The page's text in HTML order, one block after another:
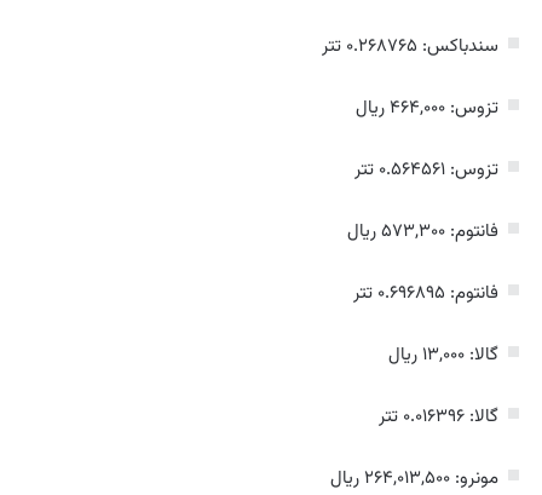
سندباکس: ۰.۲۶۸۷۶۵ تتر
تزوس: ۴۶۴,۰۰۰ ریال
تزوس: ۰.۵۶۴۵۶۱ تتر
فانتوم: ۵۷۳,۳۰۰ ریال
فانتوم: ۰.۶۹۶۸۹۵ تتر
گالا: ۱۳,۰۰۰ ریال
گالا: ۰.۰۱۶۳۹۶ تتر
مونرو: ۲۶۴,۰۱۳,۵۰۰ ریال